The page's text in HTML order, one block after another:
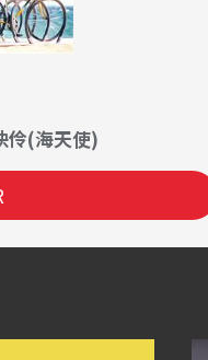
伶(海天使)